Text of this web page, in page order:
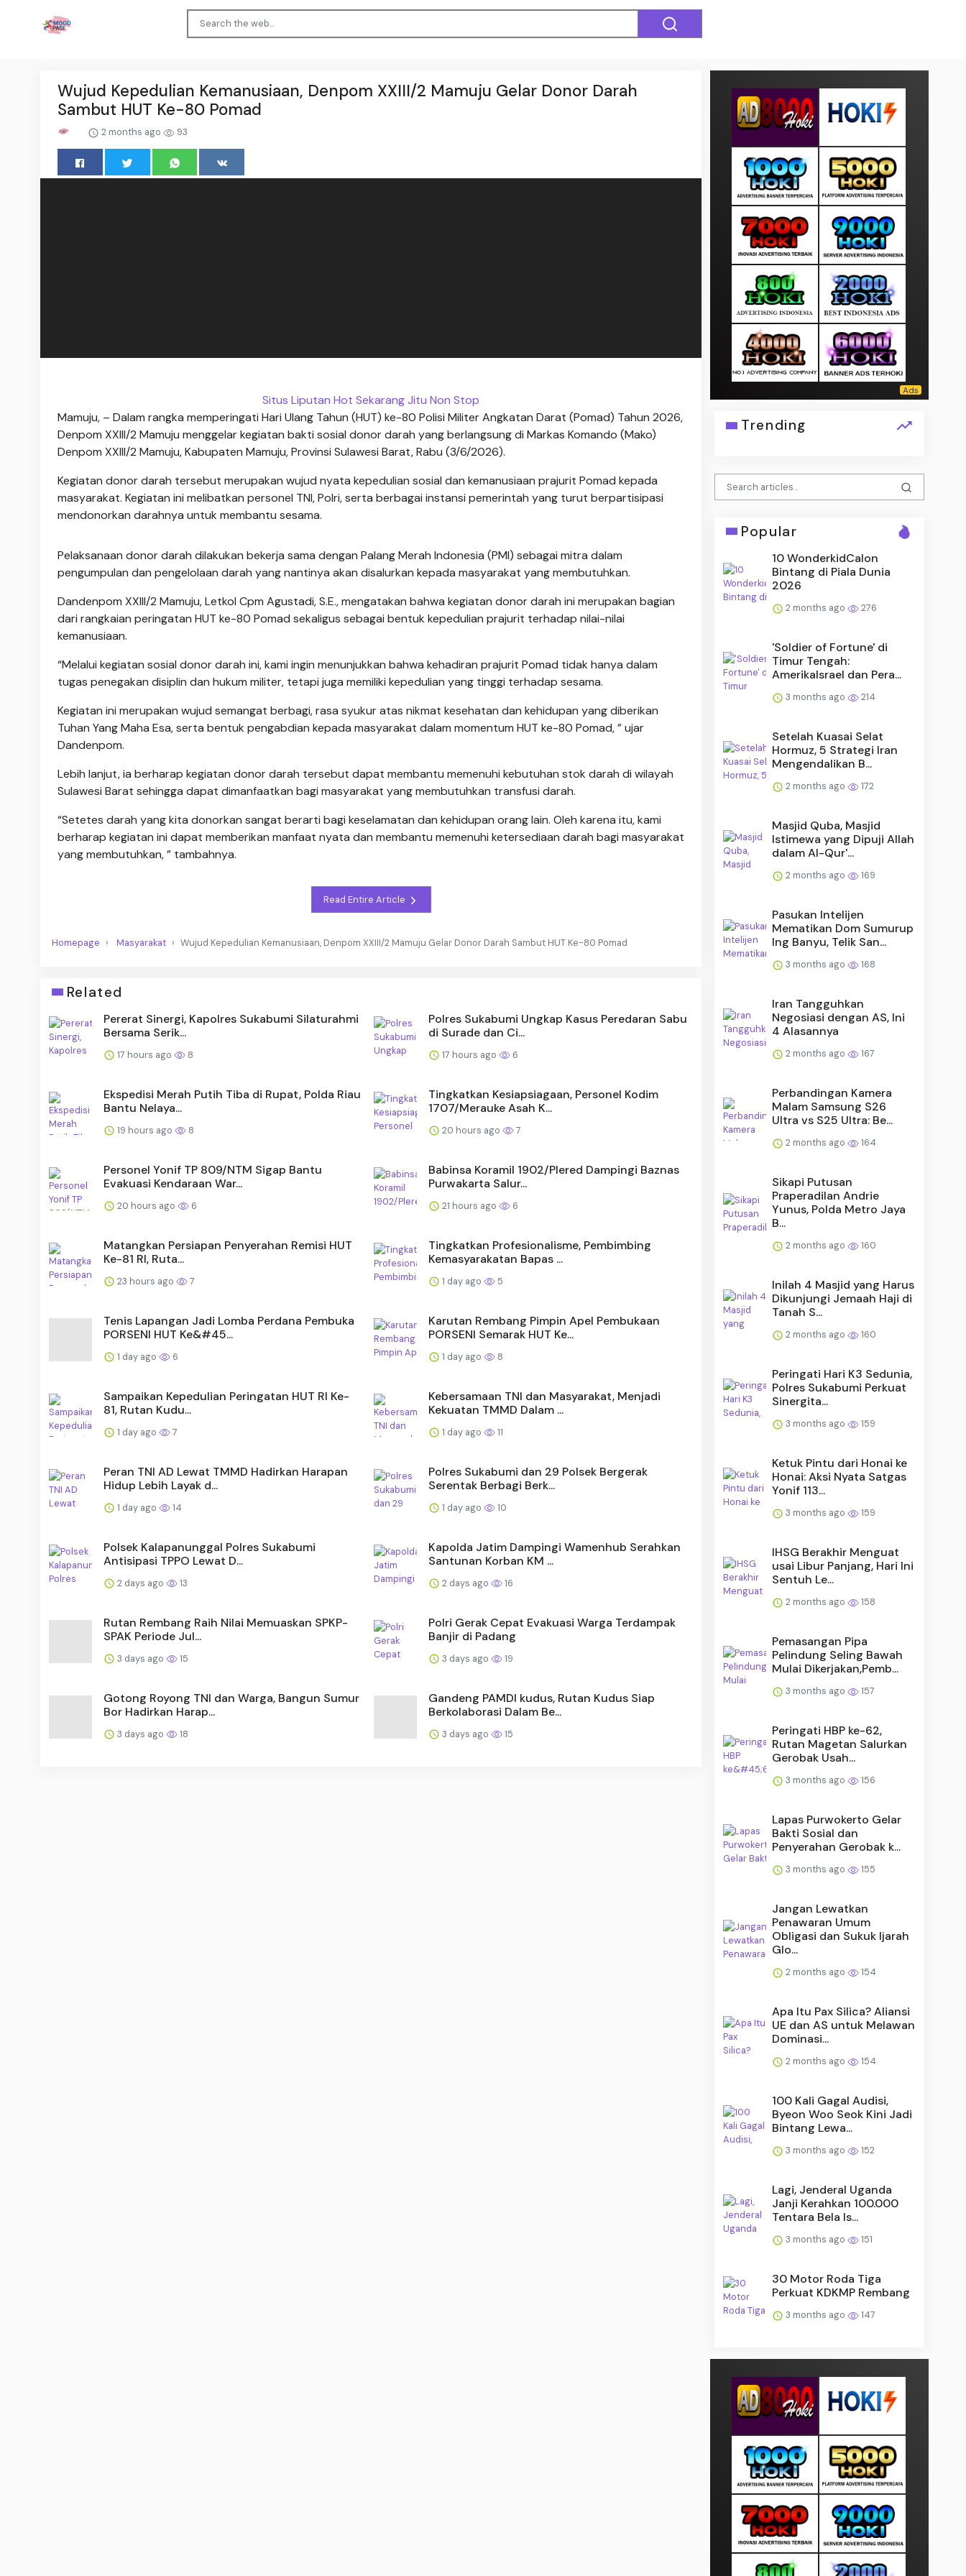
Wujud Kepedulian Kemanusiaan, Denpom XXIII/2 Mamuju Gelar Donor Darah
Sambut HUT Ke-80 Pomad
2 months ago 93
Situs Liputan Hot Sekarang Jitu Non Stop
Mamuju, – Dalam rangka memperingati Hari Ulang Tahun (HUT) ke-80 Polisi Militer Angkatan Darat (Pomad) Tahun 2026,
Denpom XXIII/2 Mamuju menggelar kegiatan bakti sosial donor darah yang berlangsung di Markas Komando (Mako)
Denpom XXIII/2 Mamuju, Kabupaten Mamuju, Provinsi Sulawesi Barat, Rabu (3/6/2026).
Kegiatan donor darah tersebut merupakan wujud nyata kepedulian sosial dan kemanusiaan prajurit Pomad kepada
masyarakat. Kegiatan ini melibatkan personel TNI, Polri, serta berbagai instansi pemerintah yang turut berpartisipasi
mendonorkan darahnya untuk membantu sesama.
Pelaksanaan donor darah dilakukan bekerja sama dengan Palang Merah Indonesia (PMI) sebagai mitra dalam
pengumpulan dan pengelolaan darah yang nantinya akan disalurkan kepada masyarakat yang membutuhkan.
Dandenpom XXIII/2 Mamuju, Letkol Cpm Agustadi, S.E., mengatakan bahwa kegiatan donor darah ini merupakan bagian
dari rangkaian peringatan HUT ke-80 Pomad sekaligus sebagai bentuk kepedulian prajurit terhadap nilai-nilai
kemanusiaan.
“Melalui kegiatan sosial donor darah ini, kami ingin menunjukkan bahwa kehadiran prajurit Pomad tidak hanya dalam
tugas penegakan disiplin dan hukum militer, tetapi juga memiliki kepedulian yang tinggi terhadap sesama.
Kegiatan ini merupakan wujud semangat berbagi, rasa syukur atas nikmat kesehatan dan kehidupan yang diberikan
Tuhan Yang Maha Esa, serta bentuk pengabdian kepada masyarakat dalam momentum HUT ke-80 Pomad, ” ujar
Dandenpom.
Lebih lanjut, ia berharap kegiatan donor darah tersebut dapat membantu memenuhi kebutuhan stok darah di wilayah
Sulawesi Barat sehingga dapat dimanfaatkan bagi masyarakat yang membutuhkan transfusi darah.
“Setetes darah yang kita donorkan sangat berarti bagi keselamatan dan kehidupan orang lain. Oleh karena itu, kami
berharap kegiatan ini dapat memberikan manfaat nyata dan membantu memenuhi ketersediaan darah bagi masyarakat
yang membutuhkan, ” tambahnya.
Read Entire Article
Homepage Masyarakat Wujud Kepedulian Kemanusiaan, Denpom XXIII/2 Mamuju Gelar Donor Darah Sambut HUT Ke-80 Pomad
Related
Pererat Sinergi, Kapolres Sukabumi Silaturahmi
Bersama Serik...
17 hours ago 8
Polres Sukabumi Ungkap Kasus Peredaran Sabu
di Surade dan Ci...
17 hours ago 6
Ekspedisi Merah Putih Tiba di Rupat, Polda Riau
Bantu Nelaya...
19 hours ago 8
Tingkatkan Kesiapsiagaan, Personel Kodim
1707/Merauke Asah K...
20 hours ago 7
Personel Yonif TP 809/NTM Sigap Bantu
Evakuasi Kendaraan War...
20 hours ago 6
Babinsa Koramil 1902/Plered Dampingi Baznas
Purwakarta Salur...
21 hours ago 6
Matangkan Persiapan Penyerahan Remisi HUT
Ke-81 RI, Ruta...
23 hours ago 7
Tingkatkan Profesionalisme, Pembimbing
Kemasyarakatan Bapas ...
1 day ago 5
Tenis Lapangan Jadi Lomba Perdana Pembuka
PORSENI HUT Ke&#45...
1 day ago 6
Karutan Rembang Pimpin Apel Pembukaan
PORSENI Semarak HUT Ke...
1 day ago 8
Sampaikan Kepedulian Peringatan HUT RI Ke-
81, Rutan Kudu...
1 day ago 7
Kebersamaan TNI dan Masyarakat, Menjadi
Kekuatan TMMD Dalam ...
1 day ago 11
Peran TNI AD Lewat TMMD Hadirkan Harapan
Hidup Lebih Layak d...
1 day ago 14
Polres Sukabumi dan 29 Polsek Bergerak
Serentak Berbagi Berk...
1 day ago 10
Polsek Kalapanunggal Polres Sukabumi
Antisipasi TPPO Lewat D...
2 days ago 13
Kapolda Jatim Dampingi Wamenhub Serahkan
Santunan Korban KM ...
2 days ago 16
Rutan Rembang Raih Nilai Memuaskan SPKP-
SPAK Periode Jul...
3 days ago 15
Polri Gerak Cepat Evakuasi Warga Terdampak
Banjir di Padang
3 days ago 19
Gotong Royong TNI dan Warga, Bangun Sumur
Bor Hadirkan Harap...
3 days ago 18
Gandeng PAMDI kudus, Rutan Kudus Siap
Berkolaborasi Dalam Be...
3 days ago 15
Trending
Popular
10 WonderkidCalon
Bintang di Piala Dunia
2026
2 months ago 276
'Soldier of Fortune' di
Timur Tengah:
AmerikaIsrael dan Pera...
3 months ago 214
Setelah Kuasai Selat
Hormuz, 5 Strategi Iran
Mengendalikan B...
2 months ago 172
Masjid Quba, Masjid
Istimewa yang Dipuji Allah
dalam Al-Qur'...
2 months ago 169
Pasukan Intelijen
Mematikan Dom Sumurup
Ing Banyu, Telik San...
3 months ago 168
Iran Tangguhkan
Negosiasi dengan AS, Ini
4 Alasannya
2 months ago 167
Perbandingan Kamera
Malam Samsung S26
Ultra vs S25 Ultra: Be...
2 months ago 164
Sikapi Putusan
Praperadilan Andrie
Yunus, Polda Metro Jaya
B...
2 months ago 160
Inilah 4 Masjid yang Harus
Dikunjungi Jemaah Haji di
Tanah S...
2 months ago 160
Peringati Hari K3 Sedunia,
Polres Sukabumi Perkuat
Sinergita...
3 months ago 159
Ketuk Pintu dari Honai ke
Honai: Aksi Nyata Satgas
Yonif 113...
3 months ago 159
IHSG Berakhir Menguat
usai Libur Panjang, Hari Ini
Sentuh Le...
2 months ago 158
Pemasangan Pipa
Pelindung Seling Bawah
Mulai Dikerjakan,Pemb...
3 months ago 157
Peringati HBP ke-62,
Rutan Magetan Salurkan
Gerobak Usah...
3 months ago 156
Lapas Purwokerto Gelar
Bakti Sosial dan
Penyerahan Gerobak k...
3 months ago 155
Jangan Lewatkan
Penawaran Umum
Obligasi dan Sukuk Ijarah
Glo...
2 months ago 154
Apa Itu Pax Silica? Aliansi
UE dan AS untuk Melawan
Dominasi...
2 months ago 154
100 Kali Gagal Audisi,
Byeon Woo Seok Kini Jadi
Bintang Lewa...
3 months ago 152
Lagi, Jenderal Uganda
Janji Kerahkan 100.000
Tentara Bela Is...
3 months ago 151
30 Motor Roda Tiga
Perkuat KDKMP Rembang
3 months ago 147